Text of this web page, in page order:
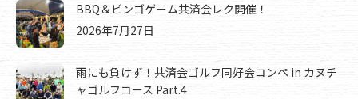
BBQ＆ビンゴゲーム共済会レク開催！
2026年7月27日
雨にも負けず！共済会ゴルフ同好会コンペ in カヌチ
ャゴルフコース Part.4